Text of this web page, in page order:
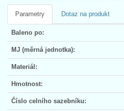
Parametry Dotaz na produkt
Baleno po:
MJ (měrná jednotka):
Materiál:
Hmotnost:
Číslo celního sazebníku: